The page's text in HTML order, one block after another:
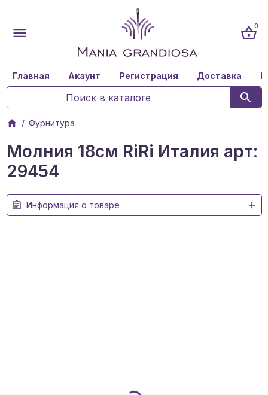
0
Главная Акаунт Регистрация Доставка
Фурнитура
Молния 18см RiRi Италия арт:
29454
Информация о товаре